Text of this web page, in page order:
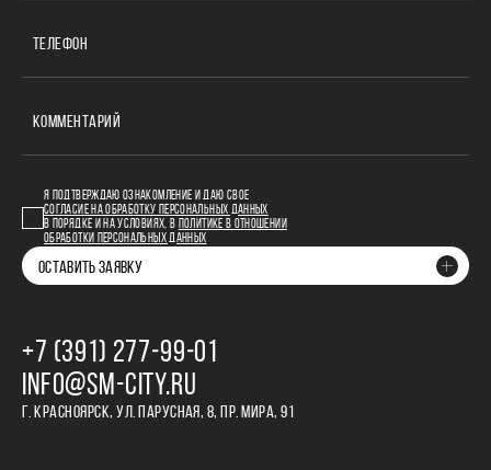
ТЕЛЕФОН
КОММЕНТАРИЙ
Я ПОДТВЕРЖДАЮ ОЗНАКОМЛЕНИЕ И ДАЮ СВОЕ
СОГЛАСИЕ НА ОБРАБОТКУ ПЕРСОНАЛЬНЫХ ДАННЫХ
В ПОРЯДКЕ И НА УСЛОВИЯХ, В
ПОЛИТИКЕ В ОТНОШЕНИИ
ОБРАБОТКИ ПЕРСОНАЛЬНЫХ ДАННЫХ
ОСТАВИТЬ ЗАЯВКУ
+7 (391) 277‒99‒01
INFO@SM-CITY.RU
Г. КРАСНОЯРСК, УЛ. ПАРУСНАЯ, 8, ПР. МИРА, 91